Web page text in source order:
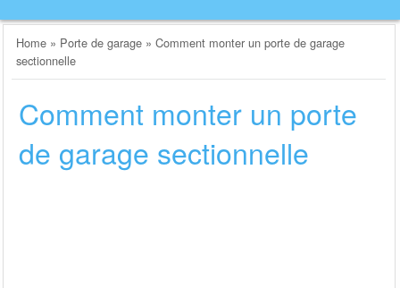
Home » Porte de garage »Comment monter un porte de garage
sectionnelle
Comment monter un porte
de garage sectionnelle